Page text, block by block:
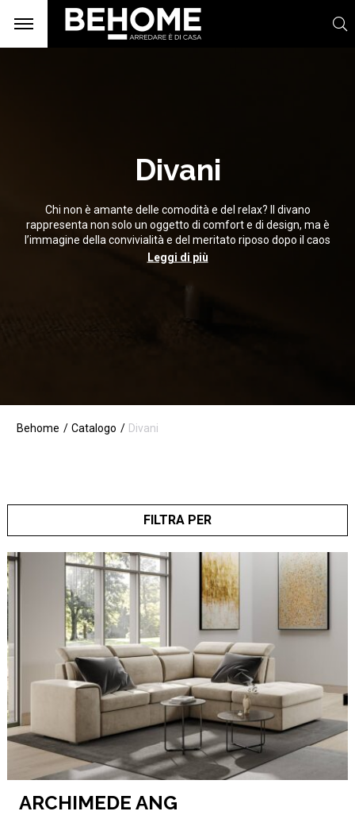
Divani
Chi non è amante delle comodità e del relax? Il divano
rappresenta non solo un oggetto di comfort e di design, ma è
l’immagine della convivialità e del meritato riposo dopo il caos
giornaliero. Hai la stanza troppo piccola o troppo grande e non
Leggi di più
Behome Catalogo Divani
FILTRA PER
ARCHIMEDE ANG